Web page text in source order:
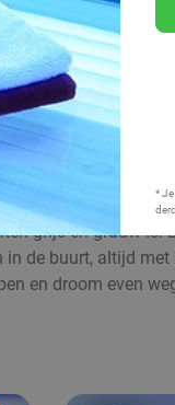
*
grijs en grauw
de buurt, altijd
en droom even